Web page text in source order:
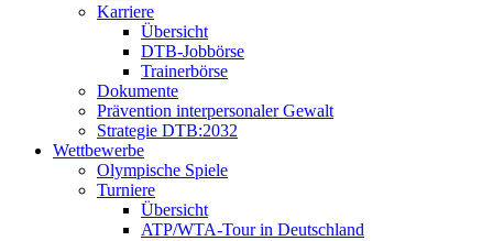
Karriere
Übersicht
DTB-Jobbörse
Trainerbörse
Dokumente
Prävention interpersonaler Gewalt
Strategie DTB:2032
Wettbewerbe
Olympische Spiele
Turniere
Übersicht
ATP/WTA-Tour in Deutschland